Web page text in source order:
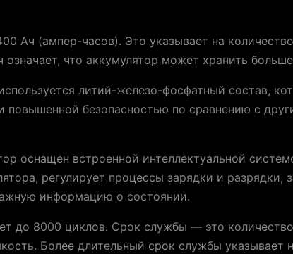
Ач (ампер-часов). Это указывает на
что аккумулятор может хранить
литий-железо-фосфатный состав,
безопасностью по сравнению с
оснащен встроенной интеллектуальной
регулирует процессы зарядки и
информацию о состоянии.
до 8000 циклов. Срок службы — это
Более длительный срок службы указывает